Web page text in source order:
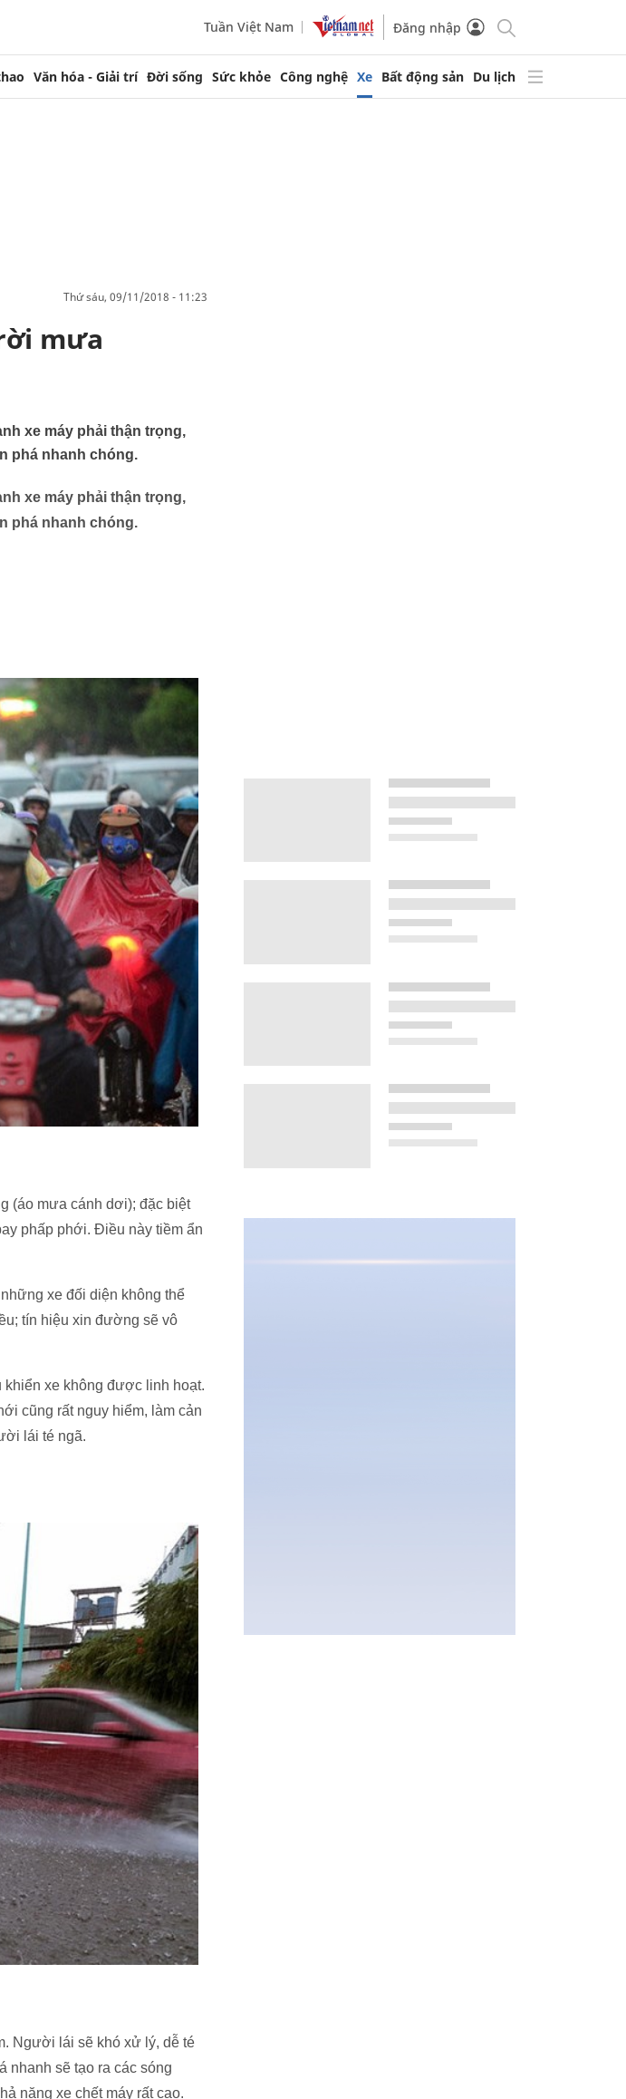
Tuần Việt Nam Đăng nhập
Văn hóa - Giải trí Đời sống Sức khỏe Công nghệ Xe Bất động sản Du lịch
thứ sáu, 09/11/2018 - 11:23
mưa
xe máy phải thận trọng,
phá nhanh chóng.
xe máy phải thận trọng,
phá nhanh chóng.
(áo mưa cánh dơi); đặc biệt
phấp phới. Điều này tiềm ẩn
xe đối diện không thể
tín hiệu xin đường sẽ vô
xe không được linh hoạt.
cũng rất nguy hiểm, làm cản
lái té ngã.
Người lái sẽ khó xử lý, dễ té
nhanh sẽ tạo ra các sóng
năng xe chết máy rất cao.